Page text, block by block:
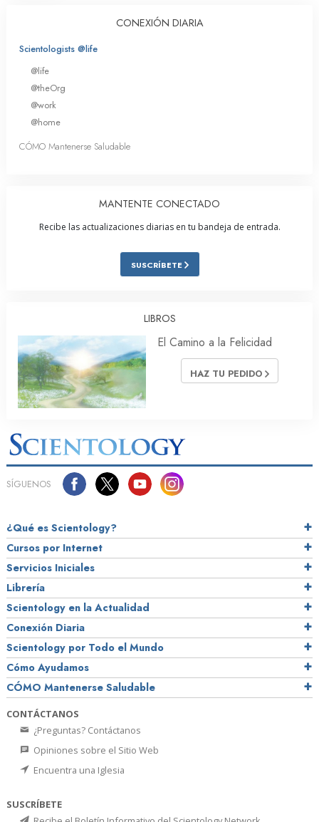
CONEXIÓN DIARIA
Scientologists @life
@life
@theOrg
@work
@home
CÓMO Mantenerse Saludable
MANTENTE CONECTADO
Recibe las actualizaciones diarias en tu bandeja de entrada.
SUSCRÍBETE
LIBROS
El Camino a la Felicidad
HAZ TU PEDIDO
SÍGUENOS
¿Qué es Scientology?
Cursos por Internet
Servicios Iniciales
Librería
Scientology en la Actualidad
Conexión Diaria
Scientology por Todo el Mundo
Cómo Ayudamos
CÓMO Mantenerse Saludable
CONTÁCTANOS
¿Preguntas? Contáctanos
Opiniones sobre el Sitio Web
Encuentra una Iglesia
SUSCRÍBETE